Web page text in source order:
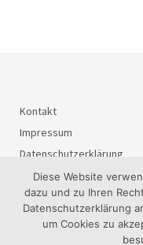
Kontakt
Impressum
Datenschutzerklärung
© 2026
Diese Website
dazu und zu Ihren
Datenschutzerklärung
um Cookies zu